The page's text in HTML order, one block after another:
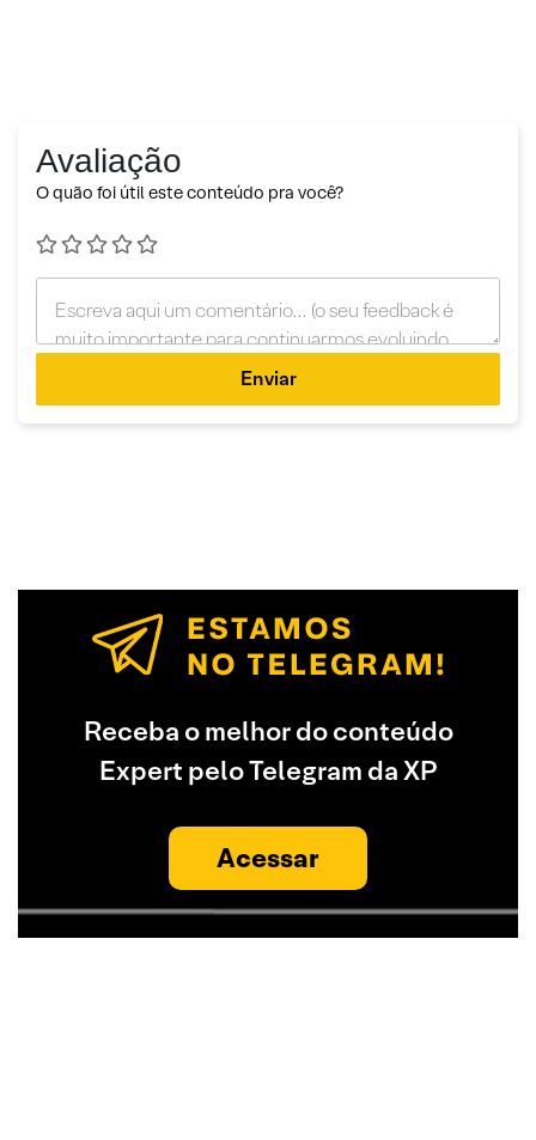
Avaliação
O quão foi útil este conteúdo pra você?
Enviar
Receba o melhor do conteúdo
Expert pelo Telegram da XP
Acessar